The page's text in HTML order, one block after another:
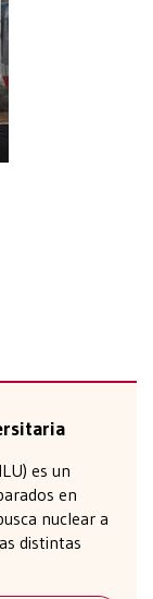
es un
en
nuclear a
distintas